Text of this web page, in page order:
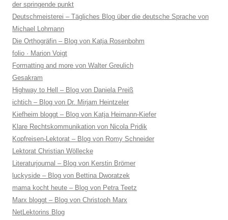
der springende punkt
Deutschmeisterei – Tägliches Blog über die deutsche Sprache von
Michael Lohmann
Die Orthogräfin – Blog von Katja Rosenbohm
folio · Marion Voigt
Formatting and more von Walter Greulich
Gesakram
Highway to Hell – Blog von Daniela Preiß
ichtich – Blog von Dr. Mirjam Heintzeler
Kiefheim bloggt – Blog von Katja Heimann-Kiefer
Klare Rechtskommunikation von Nicola Pridik
Kopfreisen-Lektorat – Blog von Romy Schneider
Lektorat Christian Wöllecke
Literaturjournal – Blog von Kerstin Brömer
luckyside – Blog von Bettina Dworatzek
mama kocht heute – Blog von Petra Teetz
Marx bloggt – Blog von Christoph Marx
NetLektorins Blog